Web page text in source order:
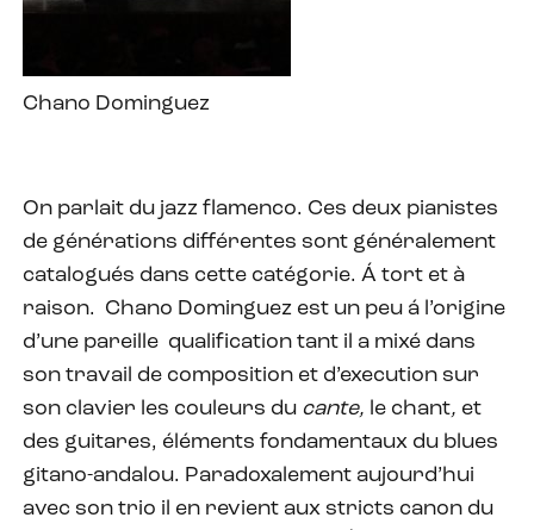
Chano Dominguez
On parlait du jazz flamenco. Ces deux pianistes
de générations différentes sont généralement
catalogués dans cette catégorie. Á tort et à
raison. Chano Dominguez est un peu á l’origine
d’une pareille qualification tant il a mixé dans
son travail de composition et d’execution sur
son clavier les couleurs du cante, le chant, et
des guitares, éléments fondamentaux du blues
gitano-andalou. Paradoxalement aujourd’hui
avec son trio il en revient aux stricts canon du